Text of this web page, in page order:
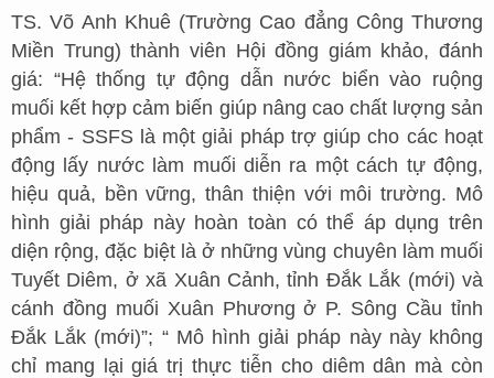
TS. Võ Anh Khuê (Trường Cao đẳng Công Thương
Miền Trung) thành viên Hội đồng giám khảo, đánh
giá: “Hệ thống tự động dẫn nước biển vào ruộng
muối kết hợp cảm biến giúp nâng cao chất lượng sản
phẩm - SSFS là một giải pháp trợ giúp cho các hoạt
động lấy nước làm muối diễn ra một cách tự động,
hiệu quả, bền vững, thân thiện với môi trường. Mô
hình giải pháp này hoàn toàn có thể áp dụng trên
diện rộng, đặc biệt là ở những vùng chuyên làm muối
Tuyết Diêm, ở xã Xuân Cảnh, tỉnh Đắk Lắk (mới) và
cánh đồng muối Xuân Phương ở P. Sông Cầu tỉnh
Đắk Lắk (mới)”; “ Mô hình giải pháp này này không
chỉ mang lại giá trị thực tiễn cho diêm dân mà còn